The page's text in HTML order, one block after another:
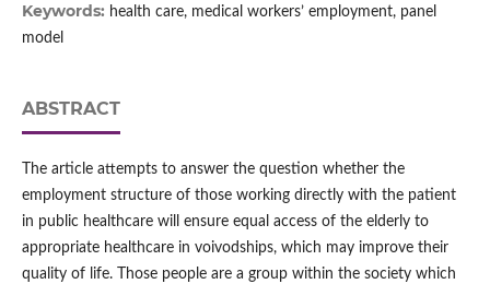
Keywords: health care, medical workers’ employment, panel
model
ABSTRACT
The article attempts to answer the question whether the
employment structure of those working directly with the patient
in public healthcare will ensure equal access of the elderly to
appropriate healthcare in voivodships, which may improve their
quality of life. Those people are a group within the society which